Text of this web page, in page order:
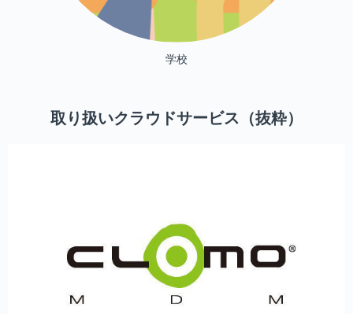
学校
取り扱いクラウドサービス（抜粋）